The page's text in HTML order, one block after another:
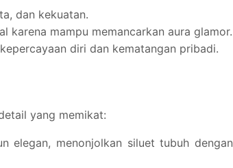
dan kekuatan.
karena mampu memancarkan aura glamor.
diri dan kematangan pribadi.
yang memikat:
elegan, menonjolkan siluet tubuh dengan